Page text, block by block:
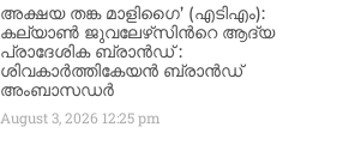
അക്ഷയ തങ്ക മാളിഗൈ’ (എടിഎം):
കല്യാണ്‍ ജുവലേഴ്‌സിന്‍റെ ആദ്യ
പ്രാദേശിക ബ്രാന്‍ഡ് :
ശിവകാര്‍ത്തികേയന്‍ ബ്രാന്‍ഡ്
അംബാസഡര്‍
August 3, 2026 12:25 pm